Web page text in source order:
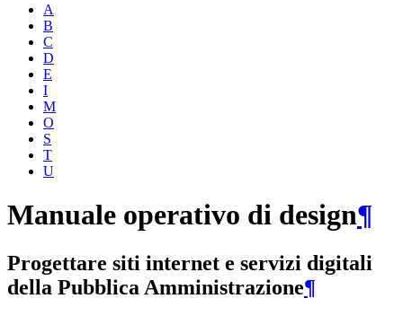
A
B
C
D
E
I
M
O
S
T
U
Manuale operativo di design¶
Progettare siti internet e servizi digitali
della Pubblica Amministrazione¶